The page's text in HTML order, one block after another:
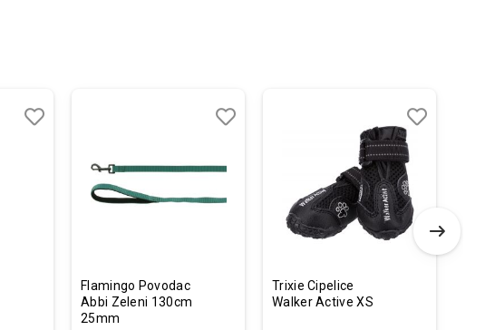
Flamingo Povodac
Abbi Zeleni 130cm
25mm
listu
Trixie Cipelice
Walker Active XS
Dodaj
u
listu
želja
Uporedi